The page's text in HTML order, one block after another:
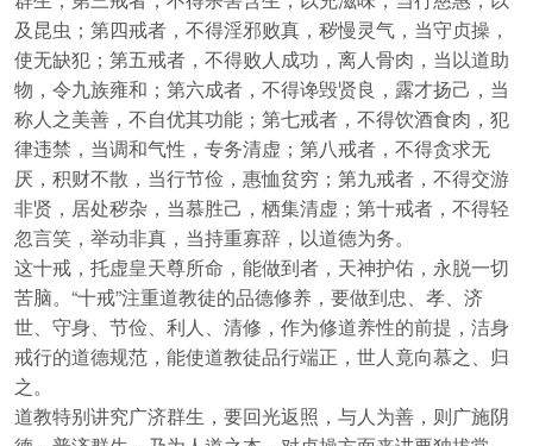
及昆虫；第四戒者，不得淫邪败真，秽慢灵气，当守贞操，
使无缺犯；第五戒者，不得败人成功，离人骨肉，当以道助
物，令九族雍和；第六成者，不得谗毁贤良，露才扬己，当
称人之美善，不自优其功能；第七戒者，不得饮酒食肉，犯
律违禁，当调和气性，专务清虚；第八戒者，不得贪求无
厌，积财不散，当行节俭，惠恤贫穷；第九戒者，不得交游
非贤，居处秽杂，当慕胜己，栖集清虚；第十戒者，不得轻
忽言笑，举动非真，当持重寡辞，以道德为务。
这十戒，托虚皇天尊所命，能做到者，天神护佑，永脱一切
苦脑。“十戒”注重道教徒的品德修养，要做到忠、孝、济
世、守身、节俭、利人、清修，作为修道养性的前提，洁身
戒行的道德规范，能使道教徒品行端正，世人竟向慕之、归
之。
道教特别讲究广济群生，要回光返照，与人为善，则广施阴